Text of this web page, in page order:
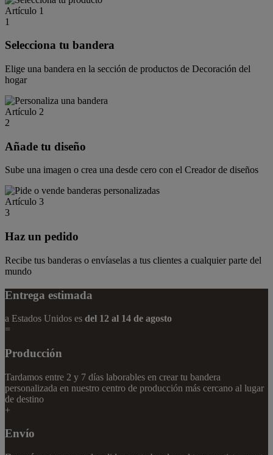
Artículo 1
1
Selecciona tu bandera
Elige una bandera en la sección de productos de Decoración del
hogar
Artículo 2
2
Añade tu diseño
Sube una imagen o crea una desde cero con el Creador de diseños
Artículo 3
3
Haz un pedido
Recibe tus banderas o envíaselas a tus clientes a cualquier parte del
mundo
Entrega estimada
a Estados Unidos es del 12 al 14 de agosto
=
Producción
Tardamos entre 2 y 7 días laborables en crear tu bandera
personalizada en nuestro centro de producción más cercano al lugar
de destino
+
Envío